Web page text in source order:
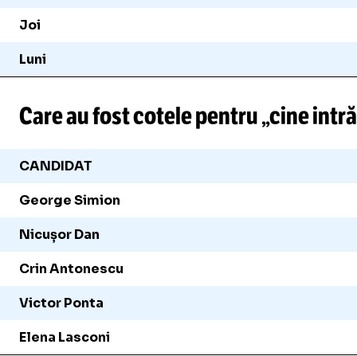
Joi
Luni
Care au fost cotele pentru „cine
CANDIDAT
George Simion
Nicușor Dan
Crin Antonescu
Victor Ponta
Elena Lasconi